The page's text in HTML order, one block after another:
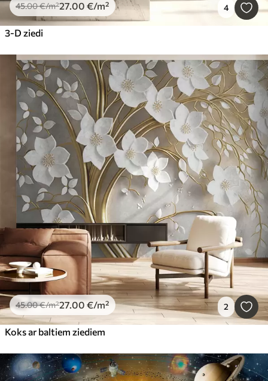
45.00€/m²27.00 €/m² 4
3-D ziedi
45.00€/m²27.00 €/m² 2
Koks ar baltiem ziediem